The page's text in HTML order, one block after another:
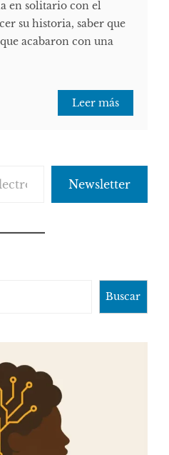
en solitario con el
su historia, saber que
acabaron con una
Leer más
Newsletter
Buscar